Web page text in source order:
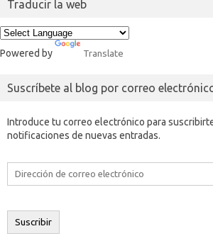
Traducir la web
Powered by Translate
Suscríbete al blog por correo
Introduce tu correo electrónico para
notificaciones de nuevas entradas.
Dirección
electrónico
Suscribir